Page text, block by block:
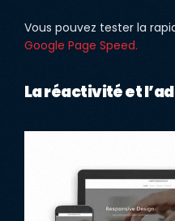
Vous pouvez tester la
Google Page Speed.
La réactivité et